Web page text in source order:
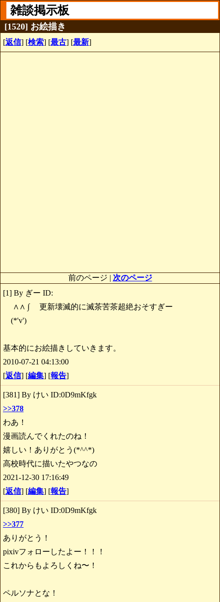
雑談掲示板
[1520] お絵描き
[返信] [検索] [最古] [最新]
前のページ | 次のページ
[1] By ぎー ID:
∧∧ ∫ 更新壊滅的に滅茶苦茶超絶おそすぎー
(*'v')
基本的にお絵描きしていきます。
2010-07-21 04:13:00
[返信] [編集] [報告]
[381] By けい ID:0D9mKfgk
>>378
わあ！
漫画読んでくれたのね！
嬉しい！ありがとう(*^^*)
高校時代に描いたやつなの
2021-12-30 17:16:49
[返信] [編集] [報告]
[380] By けい ID:0D9mKfgk
>>377
ありがとう！
pixivフォローしたよー！！！
これからもよろしくね〜！
ペルソナとな！